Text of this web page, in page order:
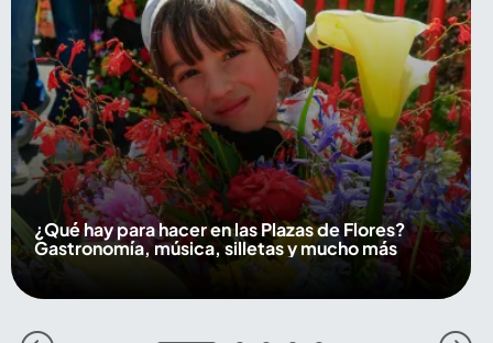
¿Qué hay para hacer en las Plazas de Flores?
Gastronomía, música, silletas y mucho más